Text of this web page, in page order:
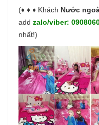
(♦ ♦ ♦ Khách Nước
add zalo/viber:
nhất!)